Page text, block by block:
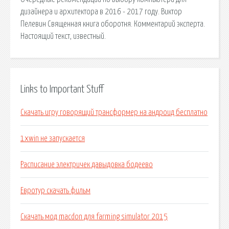
дизайнера и архитектора в 2016 - 2017 году. Виктор
Пелевин Священная книга оборотня. Комментарий эксперта.
Настоящий текст, известный.
Links to Important Stuff
Скачать игру говорящий трансформер на андроид бесплатно
1xwin не запускается
Расписание электричек давыдовка бодеево
Евротур скачать фильм
Скачать мод macdon для farming simulator 2015